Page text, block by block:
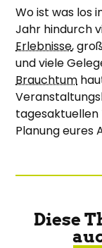
Wo ist was los
Jahr hindurch
Erlebnisse,
und viele
Brauchtum
tagesaktuellen
Planung eures
Diese